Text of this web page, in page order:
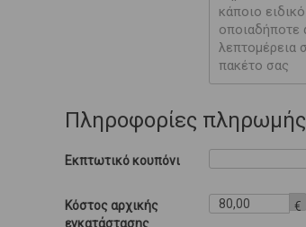
Πληροφορίες πληρωμής
Εκπτωτικό κουπόνι
Κόστος αρχικής
εγκατάστασης
€